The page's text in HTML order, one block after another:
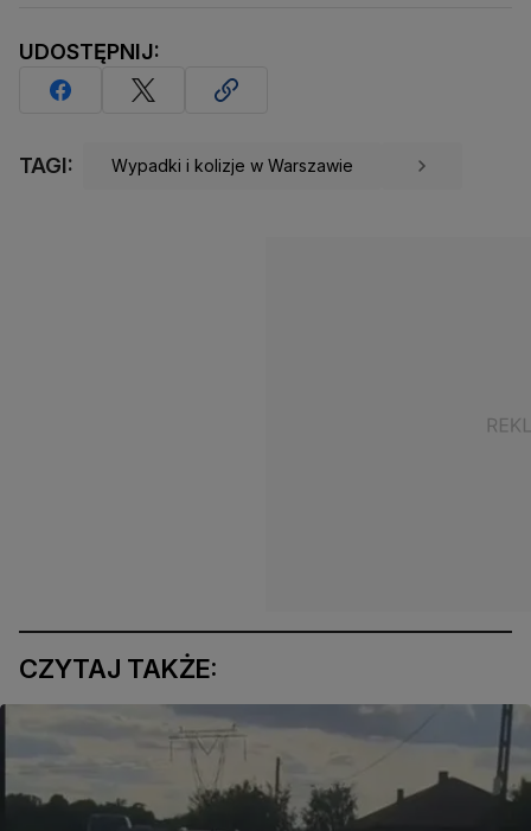
UDOSTĘPNIJ:
TAGI: Wypadki i kolizje w Warszawie
CZYTAJ TAKŻE: